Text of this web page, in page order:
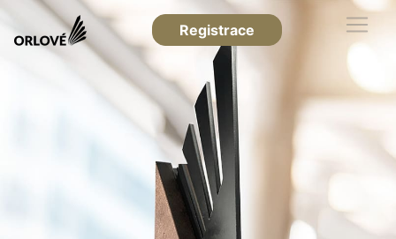
Registrace